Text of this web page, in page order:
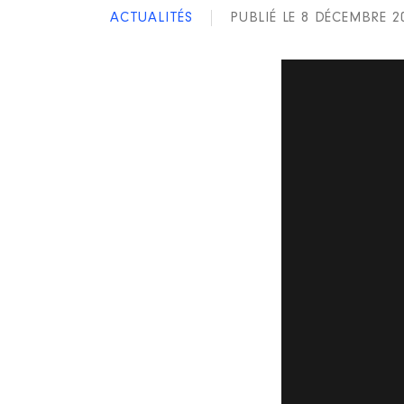
ACTUALITÉS PUBLIÉ LE 8 DÉCEMBRE